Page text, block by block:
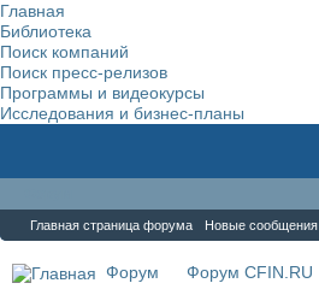
Главная
Библиотека
Поиск компаний
Поиск пресс-релизов
Программы и видеокурсы
Исследования и бизнес-планы
Главная страница форума Новые сообщения
Форум Форум CFIN.RU